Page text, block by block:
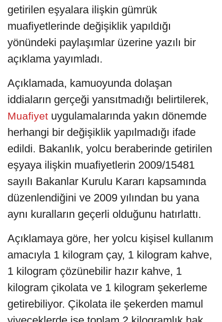
getirilen eşyalara ilişkin gümrük
muafiyetlerinde değişiklik yapıldığı
yönündeki paylaşımlar üzerine yazılı bir
açıklama yayımladı.
Açıklamada, kamuoyunda dolaşan
iddiaların gerçeği yansıtmadığı belirtilerek,
Muafiyet uygulamalarında yakın dönemde
herhangi bir değişiklik yapılmadığı ifade
edildi. Bakanlık, yolcu beraberinde getirilen
eşyaya ilişkin muafiyetlerin 2009/15481
sayılı Bakanlar Kurulu Kararı kapsamında
düzenlendiğini ve 2009 yılından bu yana
aynı kuralların geçerli olduğunu hatırlattı.
Açıklamaya göre, her yolcu kişisel kullanım
amacıyla 1 kilogram çay, 1 kilogram kahve,
1 kilogram çözünebilir hazır kahve, 1
kilogram çikolata ve 1 kilogram şekerleme
getirebiliyor. Çikolata ile şekerden mamul